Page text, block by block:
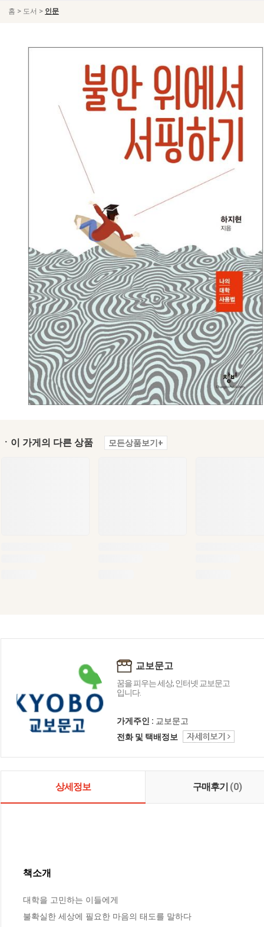
홈 > 도서 > 인문
ㆍ이 가게의 다른 상품 모든상품보기+
교보문고
꿈을 피우는 세상, 인터넷 교보문고
입니다.
가게주인 : 교보문고
전화 및 택배정보
상세정보 구매후기 (0)
책소개
대학을 고민하는 이들에게
불확실한 세상에 필요한 마음의 태도를 말하다